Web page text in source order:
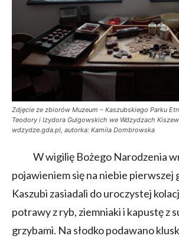
Zdjęcie ze zbiorów Muzeum – Kaszubskiego Parku
Teodory i Izydora Gulgowskich we Wdzydzach
wdzydze.gda.pl, autorka: Kamila Dombrowska
W wigilię Bożego Narodzenia
pojawieniem się na niebie pierwszej
Kaszubi zasiadali do uroczystej
potrawy z ryb, ziemniaki i kapustę z
grzybami. Na słodko podawano